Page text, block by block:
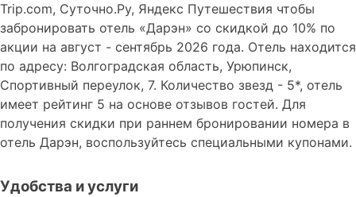
Trip.com, Суточно.Ру, Яндекс Путешествия чтобы
забронировать отель «Дарэн» со скидкой до 10% по
акции на август - сентябрь 2026 года. Отель находится
по адресу: Волгоградская область, Урюпинск,
Спортивный переулок, 7. Количество звезд - 5*, отель
имеет рейтинг 5 на основе отзывов гостей. Для
получения скидки при раннем бронировании номера в
отель Дарэн, воспользуйтесь специальными купонами.
Удобства и услуги